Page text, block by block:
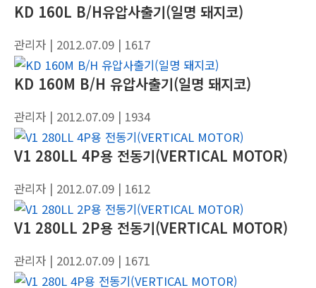
KD 160L B/H유압사출기(일명 돼지코)
관리자 | 2012.07.09 | 1617
KD 160M B/H 유압사출기(일명 돼지코)
관리자 | 2012.07.09 | 1934
V1 280LL 4P용 전동기(VERTICAL MOTOR)
관리자 | 2012.07.09 | 1612
V1 280LL 2P용 전동기(VERTICAL MOTOR)
관리자 | 2012.07.09 | 1671